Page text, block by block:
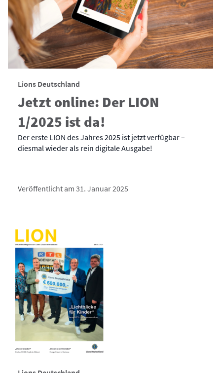
Lions Deutschland
Jetzt online: Der LION
1/2025 ist da!
Der erste LION des Jahres 2025 ist jetzt verfügbar –
diesmal wieder als rein digitale Ausgabe!
Veröffentlicht am 31. Januar 2025